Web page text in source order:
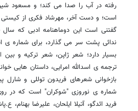
رفته در آب را صدا می کند؛ و مسعود
است؛ و دست آخر، مهرشاد فکری از
گفتنی است این دوماهنامه ادبی که سال
ندائی پشت سر می گذارد، برای شماره ی
بسیار دارد؛ شعر ژاپن، شعر ترکیه و
ترجمه ی اسدالله امرایی، داستان هایی
بازخوانی شعرهای فریدون توللی و شارل
شماره ی نوروزی "شوکران" است که در
فرید ائدگو، آتیلا ایلحان، علیرضا بهنام،